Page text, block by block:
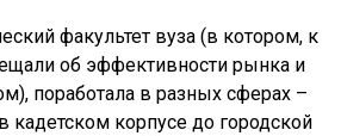
факультет вуза (в котором, к
об эффективности рынка и
поработала в разных сферах –
кадетском корпусе до городской